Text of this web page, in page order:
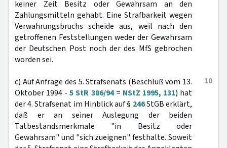
keiner Zeit Besitz oder Gewahrsam an den
Zahlungsmitteln gehabt. Eine Strafbarkeit wegen
Verwahrungsbruchs scheide aus, weil nach den
getroffenen Feststellungen weder der Gewahrsam
der Deutschen Post noch der des MfS gebrochen
worden sei.
10
c) Auf Anfrage des 5. Strafsenats (Beschluß vom 13.
Oktober 1994 -5 StR 386/94= NStZ 1995, 131) hat
der 4. Strafsenat im Hinblick auf § 246StGB erklärt,
daß er an seiner Auslegung der beiden
Tatbestandsmerkmale "in Besitz oder
Gewahrsam" und "sich zueignen" festhalte. Soweit